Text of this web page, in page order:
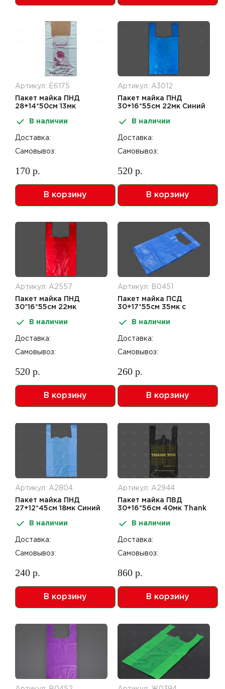
Артикул: Е6175
Пакет майка ПНД
28+14*50см 13мк
В наличии
Доставка:
Самовывоз:
170 р.
В корзину
Артикул: А3012
Пакет майка ПНД
30+16*55см 22мк Синий
В наличии
Доставка:
Самовывоз:
520 р.
В корзину
Артикул: А2557
Пакет майка ПНД
30*16*55см 22мк
В наличии
Доставка:
Самовывоз:
520 р.
В корзину
Артикул: В0451
Пакет майка ПСД
30+17*55см 35мк с
В наличии
Доставка:
Самовывоз:
260 р.
В корзину
Артикул: А2804
Пакет майка ПНД
27+12*45см 18мк Синий
В наличии
Доставка:
Самовывоз:
240 р.
В корзину
Артикул: А2944
Пакет майка ПВД
30+16*56см 40мк Thank
В наличии
Доставка:
Самовывоз:
860 р.
В корзину